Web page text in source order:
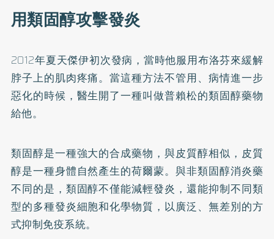
用類固醇攻擊發炎
2012年夏天傑伊初次發病，當時他服用布洛芬來緩解
脖子上的肌肉疼痛。當這種方法不管用、病情進一步
惡化的時候，醫生開了一種叫做普賴松的類固醇藥物
給他。
類固醇是一種強大的合成藥物，與皮質醇相似，皮質
醇是一種身體自然產生的荷爾蒙。與非類固醇消炎藥
不同的是，類固醇不僅能減輕發炎，還能抑制不同類
型的多種發炎細胞和化學物質，以廣泛、無差別的方
式抑制免疫系統。